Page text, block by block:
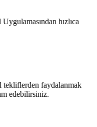
hızlıca
tekliflerden faydalanmak
edebilirsiniz.